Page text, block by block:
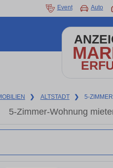
Event Auto
❯ ALTSTADT ❯ 5-
5-Zimmer-Wohnung